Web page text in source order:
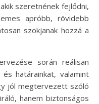
szeretnének fejlődni,
apróbb, rövidebb
szokjanak hozzá a
során reálisan
határainkat, valamint
jól megtervezett szóló
hanem biztonságos